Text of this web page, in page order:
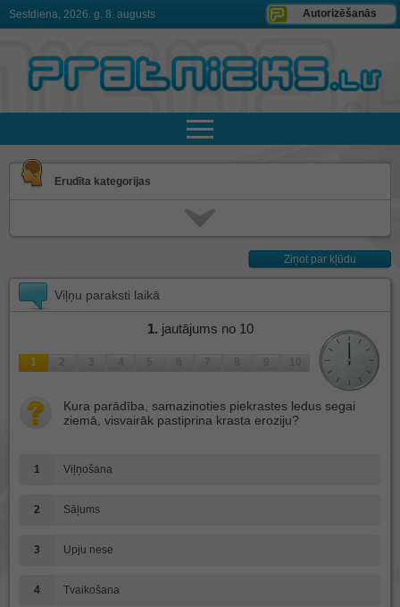
Sestdiena, 2026. g. 8. augusts Autorizēšanās
Erudīta kategorijas
Ziņot par kļūdu
Viļņu paraksti laikā
1. jautājums no 10
1
Kura parādība, samazinoties piekrastes ledus segai
ziemā, visvairāk pastiprina krasta eroziju?
1 Viļņošana
2 Sāļums
3 Upju nese
4 Tvaikošana